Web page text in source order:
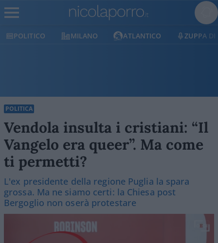
POLITICO MILANO ATLANTICO ZUPPA DI
POLITICA
Vendola insulta i cristiani: “Il
Vangelo era queer”. Ma come
ti permetti?
L'ex presidente della regione Puglia la spara
grossa. Ma ne siamo certi: la Chiesa post
Bergoglio non oserà protestare